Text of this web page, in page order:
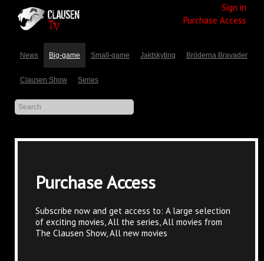
Sign in
Purchase Access
News Big-game Small-game Jaktskyting Bröderna Bravader
Clausen Show Series
Purchase Access
Subscribe now and get access to: A large selection
of exciting movies, All the series, All movies from
The Clausen Show, All new movies